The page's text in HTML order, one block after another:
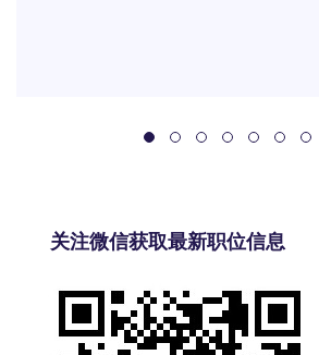
关注微信获取最新职位信息